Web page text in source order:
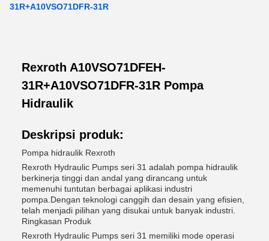
31R+A10VSO71DFR-31R
Rexroth A10VSO71DFEH-
31R+A10VSO71DFR-31R Pompa
Hidraulik
Deskripsi produk:
Pompa hidraulik Rexroth
Rexroth Hydraulic Pumps seri 31 adalah pompa hidraulik
berkinerja tinggi dan andal yang dirancang untuk
memenuhi tuntutan berbagai aplikasi industri
pompa.Dengan teknologi canggih dan desain yang efisien,
telah menjadi pilihan yang disukai untuk banyak industri.
Ringkasan Produk
Rexroth Hydraulic Pumps seri 31 memiliki mode operasi